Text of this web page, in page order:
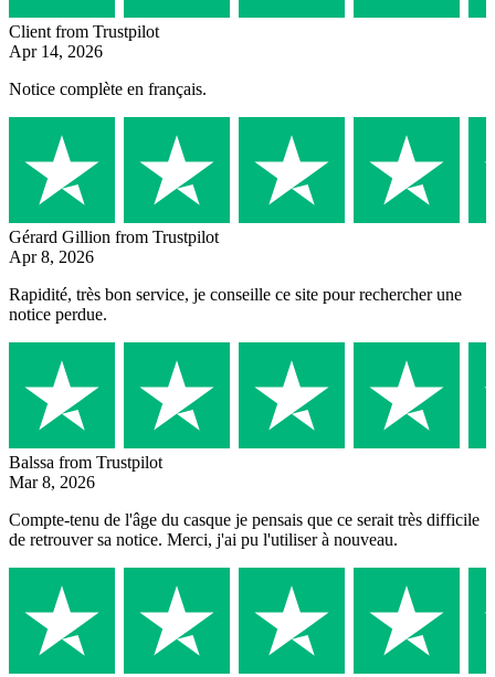
Client from Trustpilot
Apr 14, 2026
Notice complète en français.
Gérard Gillion from Trustpilot
Apr 8, 2026
Rapidité, très bon service, je conseille ce site pour rechercher une
notice perdue.
Balssa from Trustpilot
Mar 8, 2026
Compte-tenu de l'âge du casque je pensais que ce serait très difficile
de retrouver sa notice. Merci, j'ai pu l'utiliser à nouveau.